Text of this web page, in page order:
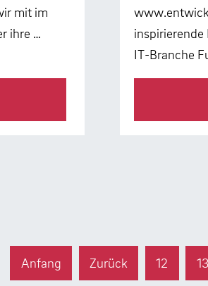
mit im
ihre …
IT-Branche
Anfang Zurück 12 13